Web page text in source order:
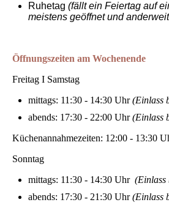
Ruhetag (fällt ein Feiertag auf
meistens geöffnet und
Öffnungszeiten am Wochenende
Freitag I Samstag
mittags: 11:30 - 14:30 Uhr(Einlass
abends: 17:30 - 22:00 Uhr(Einlass
Küchenannahmezeiten: 12:00 - 13:30
Sonntag
mittags: 11:30 - 14:30 Uhr
abends: 17:30 - 21:30 Uhr(Einlass